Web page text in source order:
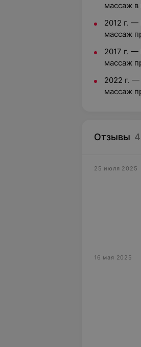
массаж в
2012 г. —
массаж
2017 г.
массаж
2022 г. —
массаж
Отзывы 4
25 июля 2025
16 мая 2025